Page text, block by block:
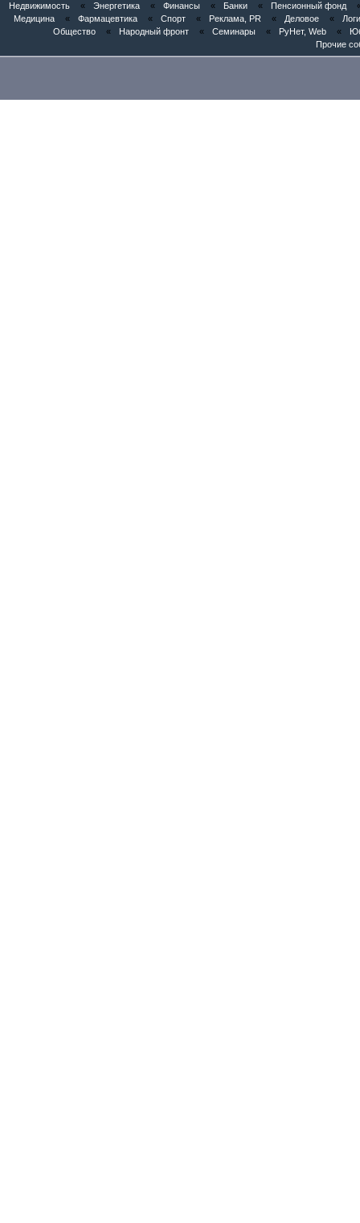
Недвижимость
« Энергетика « Финансы « Банки « Пенсионный фонд
Медицина
« Фармацевтика « Спорт « Реклама, PR « Деловое «
Общество
« Народный фронт « Семинары « РуНет, Web «
Прочие